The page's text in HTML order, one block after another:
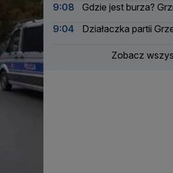
9:08
Gdzie jest burza?
9:04
Działaczka partii
Zobacz